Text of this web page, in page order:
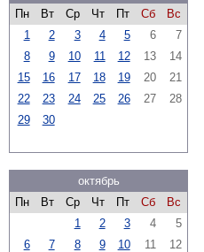
Пн
Вт Ср Чт Пт Сб
Вс
1
2 3 4 5 6
7
8
9 10 11 12 13
14
15
16 17 18 19 20
21
22
23 24 25 26 27
28
29
30
октябрь
Пн
Вт Ср Чт Пт Сб
Вс
1
2 3 4
5
6
7 8 9 10 11
12